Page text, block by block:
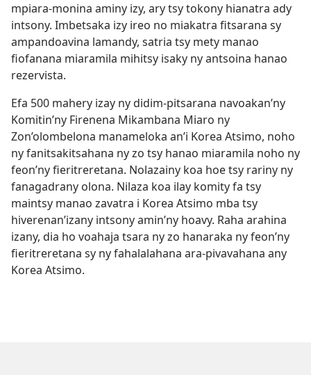
mpiara-monina aminy izy, ary tsy tokony hianatra ady
intsony. Imbetsaka izy ireo no miakatra fitsarana sy
ampandoavina lamandy, satria tsy mety manao
fiofanana miaramila mihitsy isaky ny antsoina hanao
rezervista.
Efa 500 mahery izay ny didim-pitsarana navoakan’ny
Komitin’ny Firenena Mikambana Miaro ny
Zon’olombelona manameloka an’i Korea Atsimo, noho
ny fanitsakitsahana ny zo tsy hanao miaramila noho ny
feon’ny fieritreretana. Nolazainy koa hoe tsy rariny ny
fanagadrany olona. Nilaza koa ilay komity fa tsy
maintsy manao zavatra i Korea Atsimo mba tsy
hiverenan’izany intsony amin’ny hoavy. Raha arahina
izany, dia ho voahaja tsara ny zo hanaraka ny feon’ny
fieritreretana sy ny fahalalahana ara-pivavahana any
Korea Atsimo.